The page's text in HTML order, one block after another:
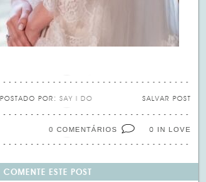
SALVAR POST
POSTADO POR: SAY I DO
0 IN LOVE
0 COMENTÁRIOS
COMENTE ESTE POST